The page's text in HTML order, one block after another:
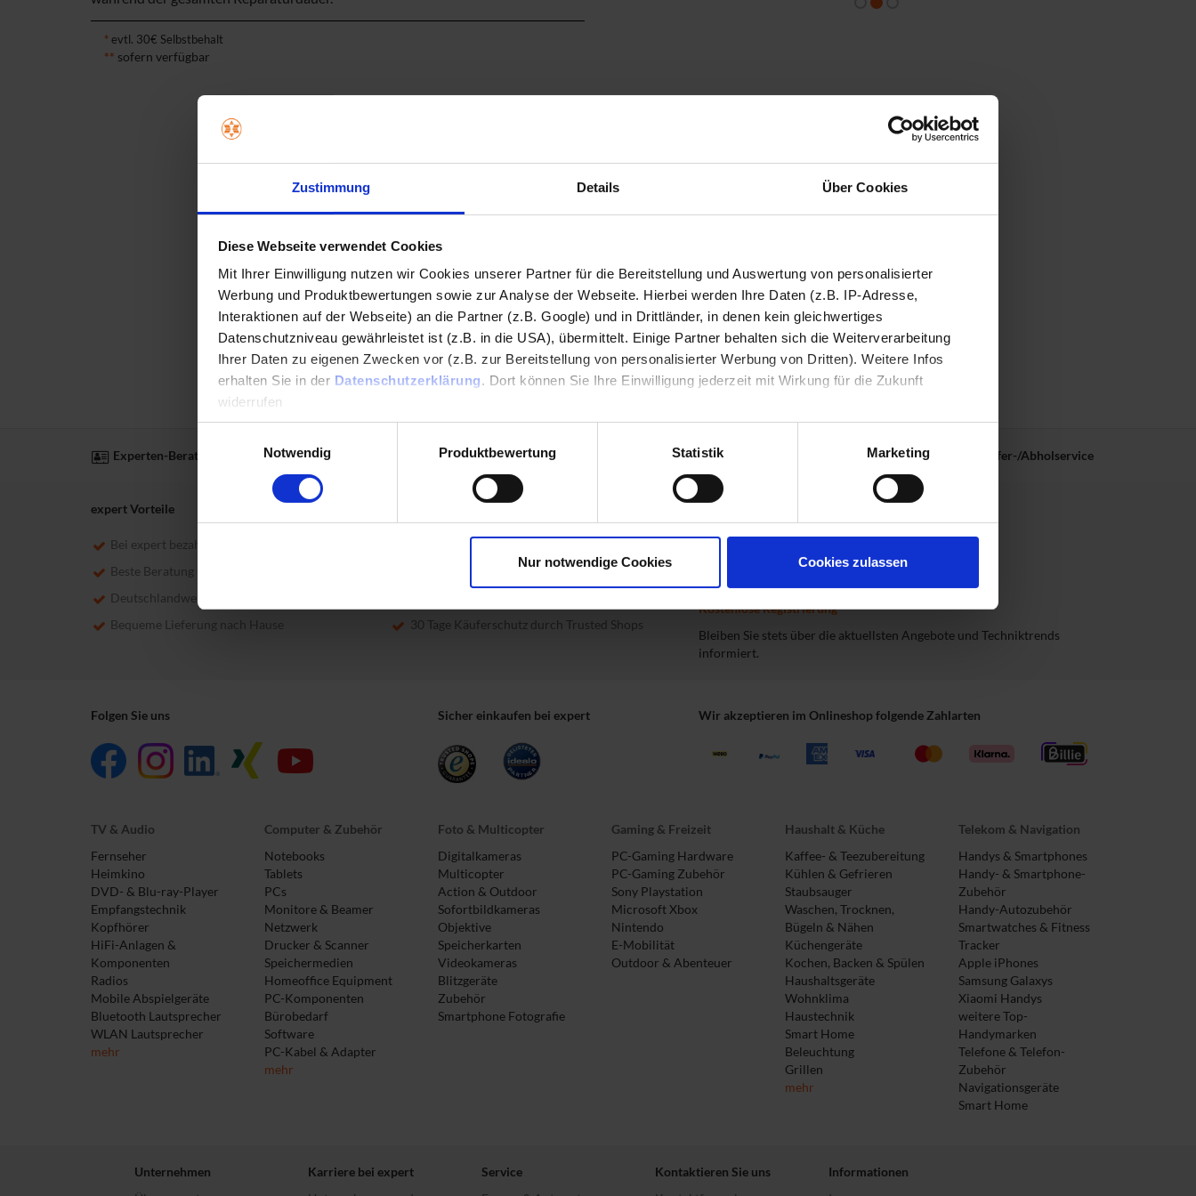
Zustimmung Details Über Cookies
Diese Webseite verwendet Cookies
Mit Ihrer Einwilligung nutzen wir Cookies unserer Partner für die Bereitstellung und Auswertung von personalisierter
Werbung und Produktbewertungen sowie zur Analyse der Webseite. Hierbei werden Ihre Daten (z.B. IP-Adresse,
Interaktionen auf der Webseite) an die Partner (z.B. Google) und in Drittländer, in denen kein gleichwertiges
Datenschutzniveau gewährleistet ist (z.B. in die USA), übermittelt. Einige Partner behalten sich die Weiterverarbeitung
Ihrer Daten zu eigenen Zwecken vor (z.B. zur Bereitstellung von personalisierter Werbung von Dritten). Weitere Infos
erhalten Sie in der Datenschutzerklärung. Dort können Sie Ihre Einwilligung jederzeit mit Wirkung für die Zukunft
widerrufen
Datenschutzerklärung Impressum
Notwendig
Produktbewertung Statistik Marketing
Nur notwendige Cookies Cookies zulassen
*evtl. 30€ Selbstbehalt
** sofern verfügbar
Reparatur-Rechnungen können Sie knicken:
Experten-Beratung Reparatur-Service Montage-Service Finanzierungs-Service Altgeräte-Entsorgung Liefer-/Abholservice
expert Vorteile
Bei expert bezahlen Sie flexibel und sicher
Beste Beratung und Top-Services
Deutschlandweit vertreten
Bequeme Lieferung nach Hause
Direktabholung in Ihrem Fachmarkt
Verfügbarkeitsbenachrichtigung
30 Tage Käuferschutz durch Trusted Shops
Jetzt registrieren
Kostenlose Registrierung
Bleiben Sie stets über die aktuellsten Angebote und Techniktrends
informiert.
Wir akzeptieren im Onlineshop folgende Zahlarten
Sicher einkaufen bei expert
Folgen Sie uns
TV & Audio
Fernseher
Heimkino
DVD- & Blu-ray-Player
Empfangstechnik
Kopfhörer
HiFi-Anlagen &
Komponenten
Radios
Mobile Abspielgeräte
Bluetooth Lautsprecher
WLAN Lautsprecher
mehr
Computer & Zubehör
Notebooks
Tablets
PCs
Monitore & Beamer
Netzwerk
Drucker & Scanner
Speichermedien
Homeoffice Equipment
PC-Komponenten
Bürobedarf
Software
PC-Kabel & Adapter
mehr
Foto & Multicopter
Digitalkameras
Multicopter
Action & Outdoor
Sofortbildkameras
Objektive
Speicherkarten
Videokameras
Blitzgeräte
Zubehör
Smartphone Fotografie
Gaming & Freizeit
PC-Gaming Hardware
PC-Gaming Zubehör
Sony Playstation
Microsoft Xbox
Nintendo
E-Mobilität
Outdoor & Abenteuer
Haushalt & Küche
Kaffee- & Teezubereitung
Kühlen & Gefrieren
Staubsauger
Waschen, Trocknen,
Bügeln & Nähen
Küchengeräte
Kochen, Backen & Spülen
Haushaltsgeräte
Wohnklima
Haustechnik
Smart Home
Beleuchtung
Grillen
mehr
Telekom & Navigation
Handys & Smartphones
Handy- & Smartphone-
Zubehör
Handy-Autozubehör
Smartwatches & Fitness
Tracker
Apple iPhones
Samsung Galaxys
Xiaomi Handys
weitere Top-
Handymarken
Telefone & Telefon-
Zubehör
Navigationsgeräte
Smart Home
Unternehmen
Karriere bei expert
Service
Kontaktieren Sie uns
Informationen